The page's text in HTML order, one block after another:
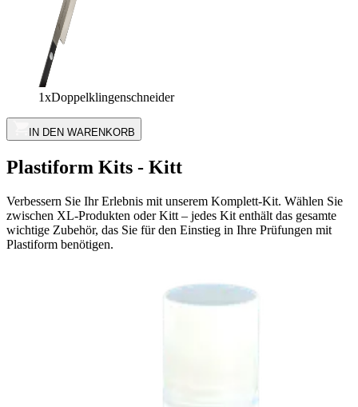
1xDoppelklingenschneider
IN DEN WARENKORB
Plastiform Kits - Kitt
Verbessern Sie Ihr Erlebnis mit unserem Komplett-Kit. Wählen Sie
zwischen XL-Produkten oder Kitt – jedes Kit enthält das gesamte
wichtige Zubehör, das Sie für den Einstieg in Ihre Prüfungen mit
Plastiform benötigen.